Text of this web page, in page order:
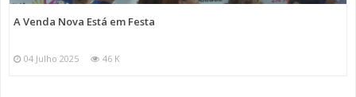
A Venda Nova Está em Festa
04 Julho 2025 46 K